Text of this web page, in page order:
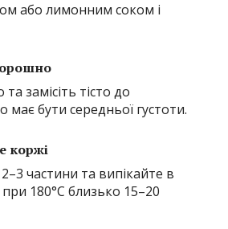
або лимонним соком і
замісіть тісто до
має бути середньої густоти.
коржі
2–3 частини та випікайте в
при 180°C близько 15–20